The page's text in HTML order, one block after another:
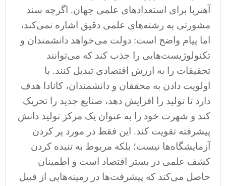
آهنربا برای استعدادهای علمی جهان. اگرچه سند
مشورتی به رشته‌های علمی دقیق اشاره نمی‌کند،
اما پیام واضح است: دولت می‌خواهد دانشمندان و
تکنولوژیست‌هایی را جذب کند که می‌توانند
تحقیقات را به ارزش اقتصادی تبدیل کنند. با
اولویت دادن به محققان و دانشمندان، کانادا هدف
دارد تا تولید را افزایش دهد، صنایع جدید را تحریک
کند و شهرت خود را به عنوان یک مرکز تولید دانش
پیشرفته تقویت کند. این فقط در مورد پر کردن
آزمایشگاه‌ها نیست؛ بلکه مربوط به تنیده کردن
کشف علمی در بستر اقتصاد است و اطمینان
حاصل می‌کند که پیشرفت‌ها در زمینه‌هایی از قبیل